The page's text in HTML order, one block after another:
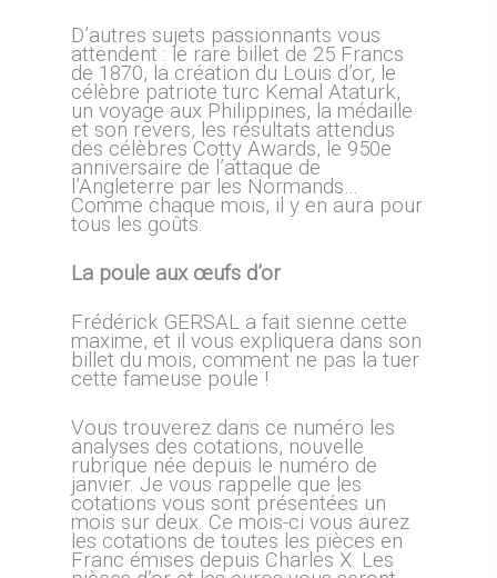
D’autres sujets passionnants vous
attendent : le rare billet de 25 Francs
de 1870, la création du Louis d’or, le
célèbre patriote turc Kemal Ataturk,
un voyage aux Philippines, la médaille
et son revers, les résultats attendus
des célèbres Cotty Awards, le 950e
anniversaire de l’attaque de
l’Angleterre par les Normands…
Comme chaque mois, il y en aura pour
tous les goûts.
La poule aux œufs d’or
Frédérick GERSAL a fait sienne cette
maxime, et il vous expliquera dans son
billet du mois, comment ne pas la tuer
cette fameuse poule !
Vous trouverez dans ce numéro les
analyses des cotations, nouvelle
rubrique née depuis le numéro de
janvier. Je vous rappelle que les
cotations vous sont présentées un
mois sur deux. Ce mois-ci vous aurez
les cotations de toutes les pièces en
Franc émises depuis Charles X. Les